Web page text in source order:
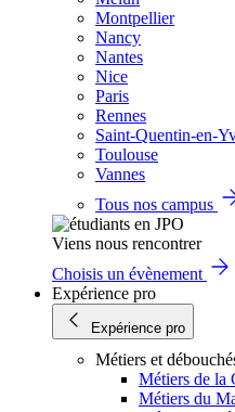
Montpellier
Nancy
Nantes
Nice
Paris
Rennes
Saint-Quentin-en-
Toulouse
Vannes
Tous nos campus
Viens nous rencontrer
Choisis un évènement
Expérience pro
Expérience pro
Métiers et
Métiers de la
Métiers du